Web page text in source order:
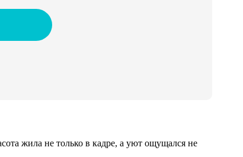
жила не только в кадре, а уют ощущался не